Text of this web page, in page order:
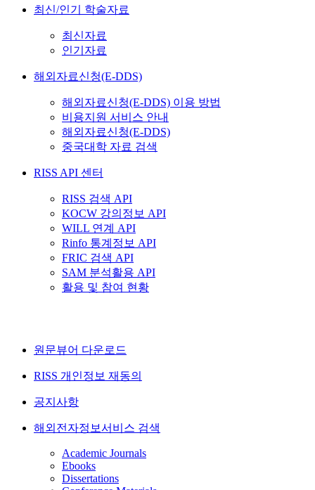
최신/인기 학술자료
최신자료
인기자료
해외자료신청(E-DDS)
해외자료신청(E-DDS) 이용 방법
비용지원 서비스 안내
해외자료신청(E-DDS)
중국대학 자료 검색
RISS API 센터
RISS 검색 API
KOCW 강의정보 API
WILL 연계 API
Rinfo 통계정보 API
FRIC 검색 API
SAM 분석활용 API
활용 및 참여 현황
원문뷰어 다운로드
RISS 개인정보 재동의
공지사항
해외전자정보서비스 검색
Academic Journals
Ebooks
Dissertations